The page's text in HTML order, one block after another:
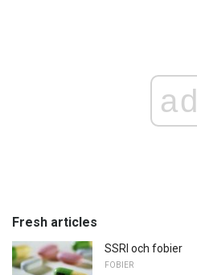
ad
Fresh articles
SSRI och fobier
FOBIER